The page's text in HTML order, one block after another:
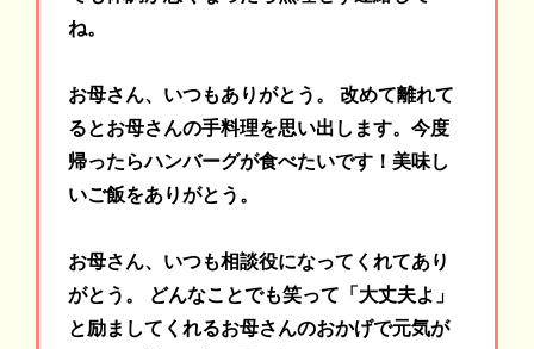
ね。
お母さん、いつもありがとう。 改めて離れて
るとお母さんの手料理を思い出します。今度
帰ったらハンバーグが食べたいです！美味し
いご飯をありがとう。
お母さん、いつも相談役になってくれてあり
がとう。 どんなことでも笑って「大丈夫よ」
と励ましてくれるお母さんのおかげで元気が